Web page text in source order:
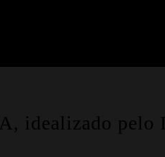
idealizado